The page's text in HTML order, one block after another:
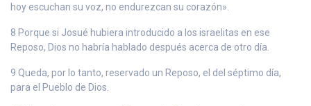
hoy escuchan su voz, no endurezcan su corazón».
8 Porque si Josué hubiera introducido a los israelitas en ese
Reposo, Dios no habría hablado después acerca de otro día.
9 Queda, por lo tanto, reservado un Reposo, el del séptimo día,
para el Pueblo de Dios.